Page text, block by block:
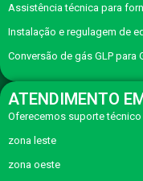
Assistência técnica para
Instalação e regulagem de
Conversão de gás GLP para
ATENDIMENTO
Oferecemos suporte
zona leste
zona oeste